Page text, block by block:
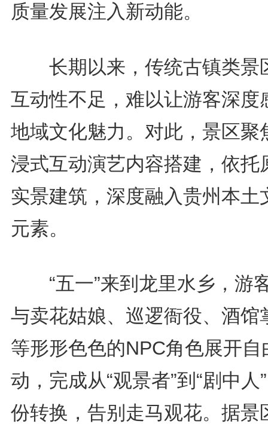
质量发展注入新动能。
长期以来，传统古镇类景
互动性不足，难以让游客深度
地域文化魅力。对此，景区聚
浸式互动演艺内容搭建，依托
实景建筑，深度融入贵州本土
元素。
“五一”来到龙里水乡，游
与卖花姑娘、巡逻衙役、酒馆
等形形色色的NPC角色展开自
动，完成从“观景者”到“剧中人
份转换，告别走马观花。据景